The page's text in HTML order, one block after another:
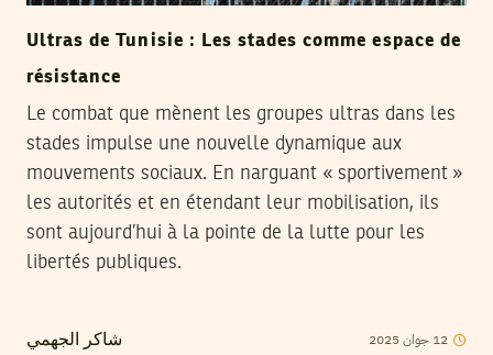
Ultras de Tunisie : Les stades comme espace de
résistance
Le combat que mènent les groupes ultras dans les
stades impulse une nouvelle dynamique aux
mouvements sociaux. En narguant « sportivement »
les autorités et en étendant leur mobilisation, ils
sont aujourd’hui à la pointe de la lutte pour les
libertés publiques.
شاكر الجهمي 12 جوان 2025